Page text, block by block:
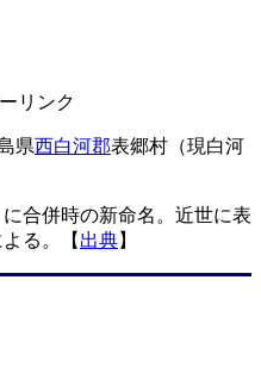
リンク
県西白河郡表郷村（現白河
合併時の新命名。近世に表
る。【 出典】